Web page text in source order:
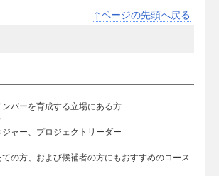
↑ページの先頭へ戻る
バーを育成する立場にある方
ジャー、プロジェクトリーダー
ての方、および候補者の方にもおすすめのコース